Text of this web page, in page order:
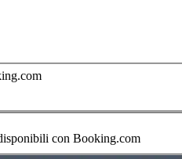
con Booking.com